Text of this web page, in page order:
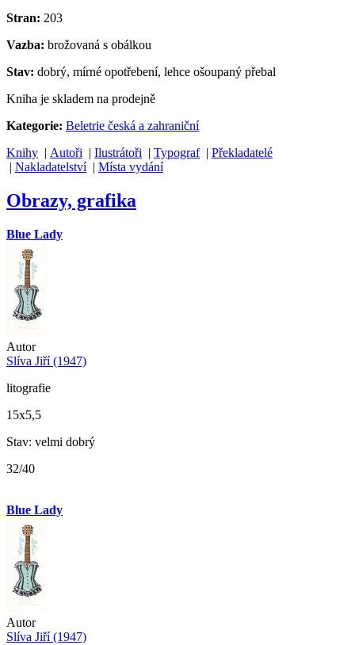
Stran: 203
Vazba: brožovaná s obálkou
Stav: dobrý, mírné opotřebení, lehce ošoupaný přebal
Kniha je skladem na prodejně
Kategorie: Beletrie česká a zahraniční
Knihy | Autoři | Ilustrátoři | Typograf| Překladatelé
| Nakladatelství| Místa vydání
Obrazy, grafika
Blue Lady
Autor
Slíva Jiří (1947)
litografie
15x5,5
Stav: velmi dobrý
32/40
Blue Lady
Autor
Slíva Jiří (1947)